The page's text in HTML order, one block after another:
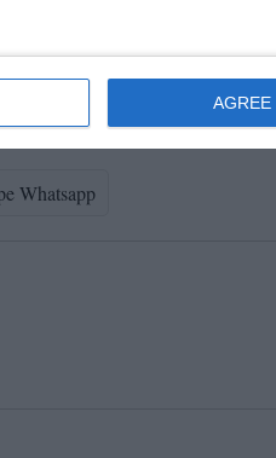
AGREE
Whatsapp